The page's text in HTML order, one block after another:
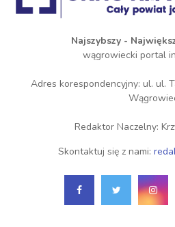
Najszybszy -
wągrowiecki portal
Adres korespondencyjny: ul. ul.
Redaktor Naczelny:
Skontaktuj się z nami: